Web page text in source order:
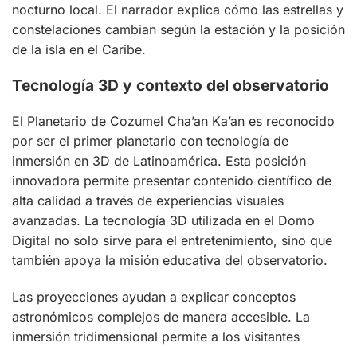
nocturno local. El narrador explica cómo las estrellas y
constelaciones cambian según la estación y la posición
de la isla en el Caribe.
Tecnología 3D y contexto del observatorio
El Planetario de Cozumel Cha’an Ka’an es reconocido
por ser el primer planetario con tecnología de
inmersión en 3D de Latinoamérica. Esta posición
innovadora permite presentar contenido científico de
alta calidad a través de experiencias visuales
avanzadas. La tecnología 3D utilizada en el Domo
Digital no solo sirve para el entretenimiento, sino que
también apoya la misión educativa del observatorio.
Las proyecciones ayudan a explicar conceptos
astronómicos complejos de manera accesible. La
inmersión tridimensional permite a los visitantes